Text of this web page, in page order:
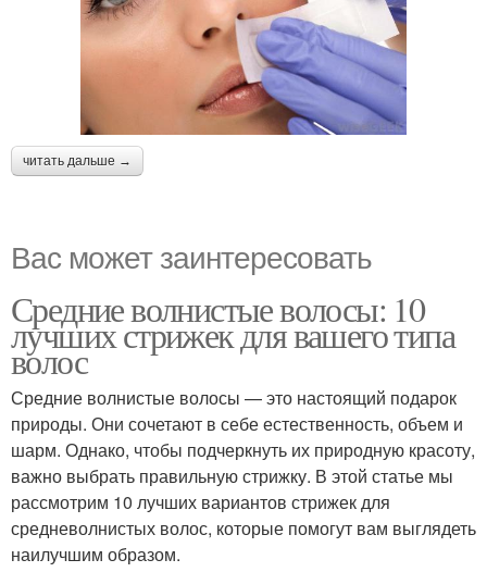
читать дальше →
Вас может заинтересовать
Средние волнистые волосы: 10
лучших стрижек для вашего типа
волос
Средние волнистые волосы — это настоящий подарок
природы. Они сочетают в себе естественность, объем и
шарм. Однако, чтобы подчеркнуть их природную красоту,
важно выбрать правильную стрижку. В этой статье мы
рассмотрим 10 лучших вариантов стрижек для
средневолнистых волос, которые помогут вам выглядеть
наилучшим образом.